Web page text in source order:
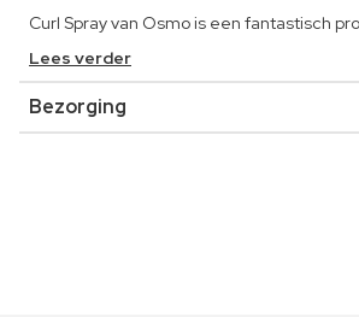
Curl Spray van Osmo is een fantastisch
Lees verder
Bezorging